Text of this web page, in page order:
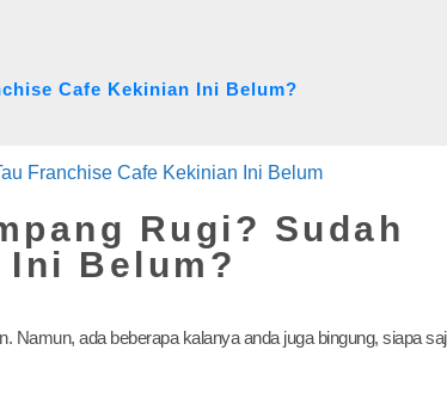
Cafe Kekinian Ini Belum?
Rugi? Sudah
Belum?
Namun, ada beberapa kalanya anda juga bingung, siapa